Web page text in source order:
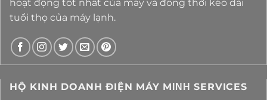
hoạt động tốt nhất của máy và đồng thời kéo dài
tuổi thọ của máy lạnh.
HỘ KINH DOANH ĐIỆN MÁY MΙΝΗ SERVICES